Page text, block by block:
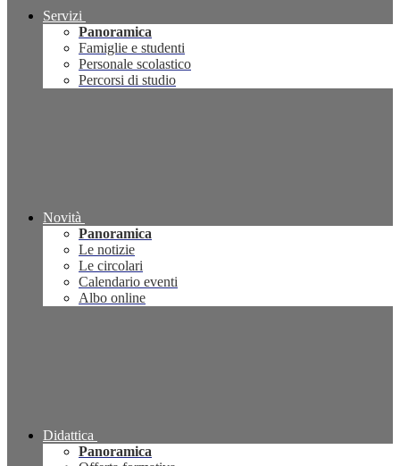
Servizi
Panoramica
Famiglie e studenti
Personale scolastico
Percorsi di studio
Novità
Panoramica
Le notizie
Le circolari
Calendario eventi
Albo online
Didattica
Panoramica